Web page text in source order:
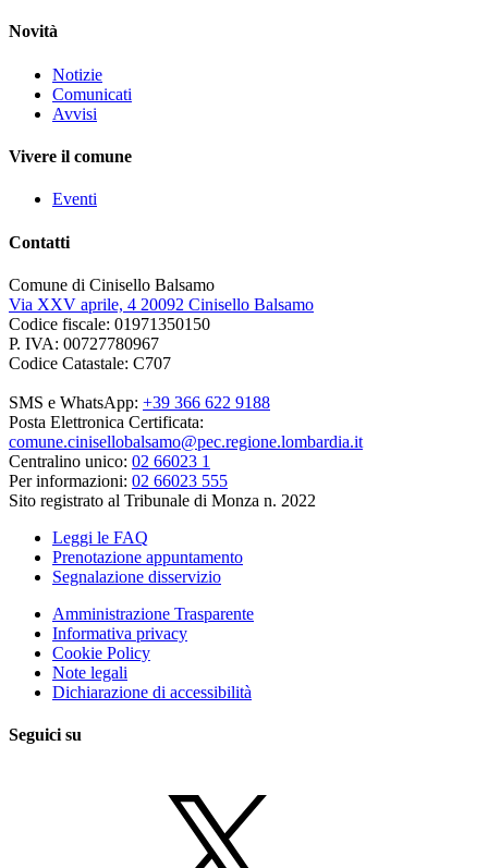
Novità
Notizie
Comunicati
Avvisi
Vivere il comune
Eventi
Contatti
Comune di Cinisello Balsamo
Via XXV aprile, 4 20092 Cinisello Balsamo
Codice fiscale: 01971350150
P. IVA: 00727780967
Codice Catastale: C707
SMS e WhatsApp: +39 366 622 9188
Posta Elettronica Certificata:
comune.cinisellobalsamo@pec.regione.lombardia.it
Centralino unico: 02 66023 1
Per informazioni: 02 66023 555
Sito registrato al Tribunale di Monza n. 2022
Leggi le FAQ
Prenotazione appuntamento
Segnalazione disservizio
Amministrazione Trasparente
Informativa privacy
Cookie Policy
Note legali
Dichiarazione di accessibilità
Seguici su